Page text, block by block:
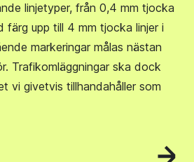
linjetyper, från 0,4 mm tjocka
färg upp till 4 mm tjocka linjer i
markeringar målas nästan
Trafikomläggningar ska dock
vi givetvis tillhandahåller som